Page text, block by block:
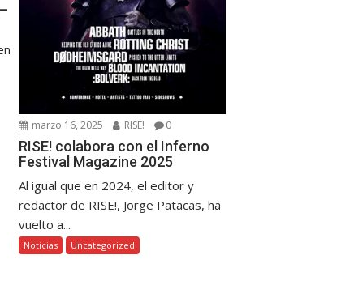
marzo 16, 2025 RISE! 0
RISE! colabora con el Inferno
Festival Magazine 2025
Al igual que en 2024, el editor y
redactor de RISE!, Jorge Patacas, ha
vuelto a...
Noticias Uncategorized